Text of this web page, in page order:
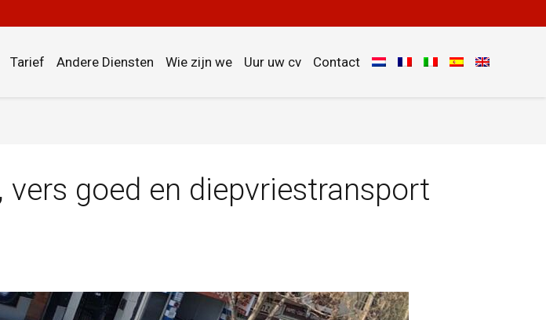
Tarief Andere Diensten Wie zijn we Uur uw cv Contact
goed en diepvriestransport